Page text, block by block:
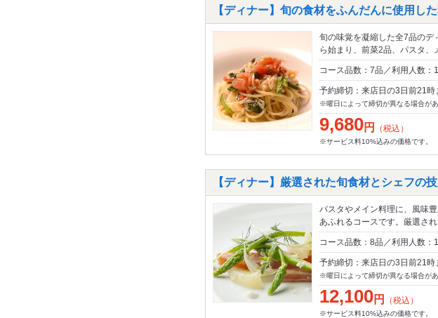
【ディナー】旬の食材をふんだんに使用し
旬の味覚を凝縮した全7品のデ
ら始まり、前菜2品、パスタ
コース品数：7品／利用人数：
予約締切：来店日の3日前21時
※曜日によって締切が異なる場合があ
9,680円 （税込）
※サービス料10%込みの価格です。
【ディナー】厳選された旬食材とシェフの
パスタやメイン料理に、風味
あふれるコースです。厳選さ
コース品数：8品／利用人数：
予約締切：来店日の3日前21時
※曜日によって締切が異なる場合があ
12,100円 （税込）
※サービス料10%込みの価格です。